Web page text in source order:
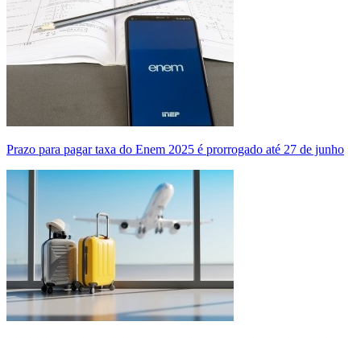
Prazo para pagar taxa do Enem 2025 é prorrogado até 27 de junho